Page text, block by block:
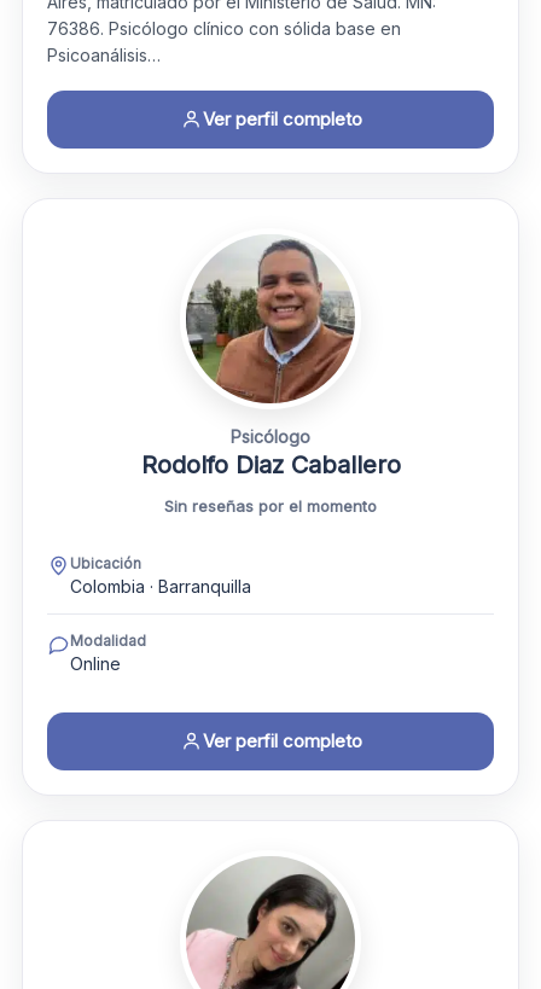
76386. Psicólogo clínico con sólida base en
Psicoanálisis…
Ver perfil completo
Psicólogo
Rodolfo Diaz Caballero
Sin reseñas por el momento
Ubicación
Colombia · Barranquilla
Modalidad
Online
Ver perfil completo